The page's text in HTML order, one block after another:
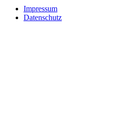
Impressum
Datenschutz